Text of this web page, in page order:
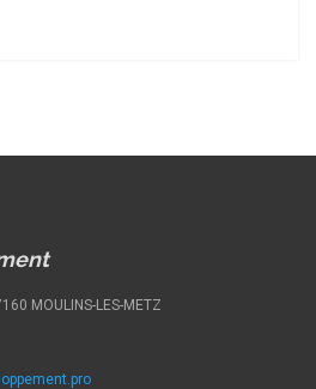
MOULINS-LES-METZ